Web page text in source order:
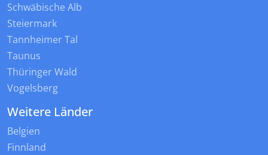
Schwäbische Alb
Steiermark
Tannheimer Tal
Taunus
Thüringer Wald
Vogelsberg
Weitere Länder
Belgien
Finnland